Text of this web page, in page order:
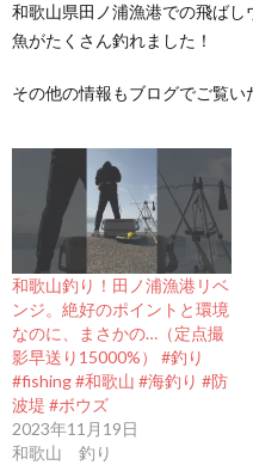
和歌山県田ノ浦漁港での飛ば
魚がたくさん釣れました！
その他の情報もブログでご覧い
和歌山釣り！田ノ浦漁港リベ
ンジ。絶好のポイントと環境
なのに、まさかの…（定点撮
影早送り15000%） #釣り
#fishing #和歌山 #海釣り #防
波堤 #ボウズ
2023年11月19日
和歌山 釣り